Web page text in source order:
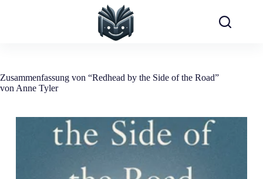
Zusammenfassung von “Redhead by the Side of the Road”
von Anne Tyler